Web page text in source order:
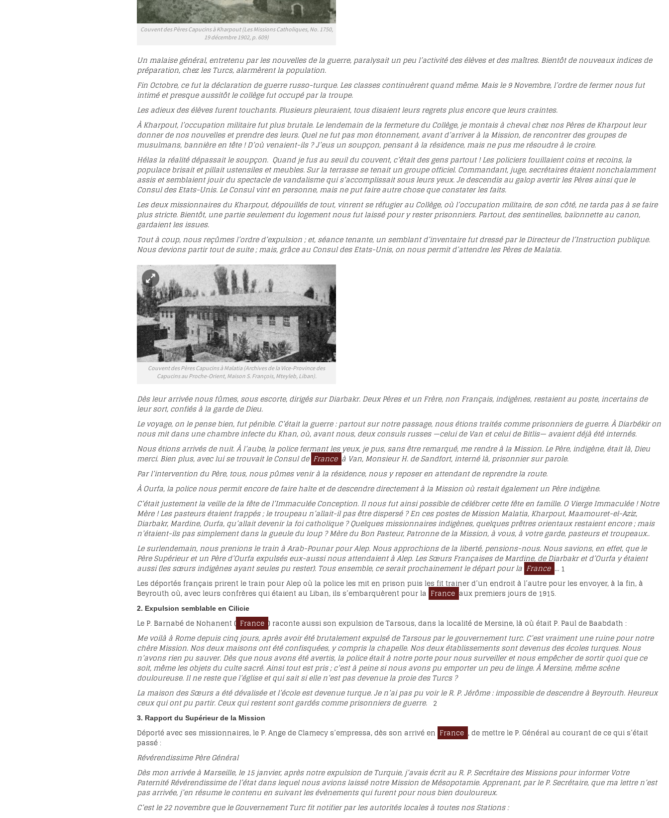
Couvent des Pères Capucins à Kharpout (Les Missions Catholiques, No. 1750,
19 décembre 1902, p. 609)
Un malaise général, entretenu par les nouvelles de la guerre, paralysait un peu l’activité des élèves et des maîtres. Bientôt de nouveaux indices de
préparation, chez les Turcs, alarmèrent la population.
Fin Octobre, ce fut la déclaration de guerre russo-turque. Les classes continuèrent quand même. Mais le 9 Novembre, l’ordre de fermer nous fut
intimé et presque aussitôt le collège fut occupé par la troupe.
Les adieux des élèves furent touchants. Plusieurs pleuraient, tous disaient leurs regrets plus encore que leurs craintes.
À Kharpout, l’occupation militaire fut plus brutale. Le lendemain de la fermeture du Collège, je montais à cheval chez nos Pères de Kharpout leur
donner de nos nouvelles et prendre des leurs. Quel ne fut pas mon étonnement, avant d’arriver à la Mission, de rencontrer des groupes de
musulmans, bannière en tête ! D’où venaient-ils ? J’eus un soupçon, pensant à la résidence, mais ne pus me résoudre à le croire.
Hélas la réalité dépassait le soupçon. Quand je fus au seuil du couvent, c’était des gens partout ! Les policiers fouillaient coins et recoins, la
populace brisait et pillait ustensiles et meubles. Sur la terrasse se tenait un groupe officiel. Commandant, juge, secrétaires étaient nonchalamment
assis et semblaient jouir du spectacle de vandalisme qui s’accomplissait sous leurs yeux. Je descendis au galop avertir les Pères ainsi que le
Consul des Etats-Unis. Le Consul vint en personne, mais ne put faire autre chose que constater les faits.
Les deux missionnaires du Kharpout, dépouillés de tout, vinrent se réfugier au Collège, où l’occupation militaire, de son côté, ne tarda pas à se faire
plus stricte. Bientôt, une partie seulement du logement nous fut laissé pour y rester prisonniers. Partout, des sentinelles, baïonnette au canon,
gardaient les issues.
Tout à coup, nous reçûmes l’ordre d’expulsion ; et, séance tenante, un semblant d’inventaire fut dressé par le Directeur de l’Instruction publique.
Nous devions partir tout de suite ; mais, grâce au Consul des Etats-Unis, on nous permit d’attendre les Pères de Malatia.
Couvent des Pères Capucins à Malatia (Archives de la Vice-Province des
Capucins au Proche-Orient, Maison S. François, Mteyleb, Liban).
Dès leur arrivée nous fûmes, sous escorte, dirigés sur Diarbakr. Deux Pères et un Frère, non Français, indigènes, restaient au poste, incertains de
leur sort, confiés à la garde de Dieu.
Le voyage, on le pense bien, fut pénible. C’était la guerre : partout sur notre passage, nous étions traités comme prisonniers de guerre. À Diarbékir on
nous mit dans une chambre infecte du Khan, où, avant nous, deux consuls russes —celui de Van et celui de Bitlis— avaient déjà été internés.
Nous étions arrivés de nuit. À l’aube, la police fermant les yeux, je pus, sans être remarqué, me rendre à la Mission. Le Père, indigène, était là, Dieu
merci. Bien plus, avec lui se trouvait le Consul de France à Van, Monsieur H. de Sandfort, interné là, prisonnier sur parole.
Par l’intervention du Père, tous, nous pûmes venir à la résidence, nous y reposer en attendant de reprendre la route.
À Ourfa, la police nous permit encore de faire halte et de descendre directement à la Mission où restait également un Père indigène.
C’était justement la veille de la fête de l’Immaculée Conception. Il nous fut ainsi possible de célébrer cette fête en famille. O Vierge Immaculée ! Notre
Mère ! Les pasteurs étaient frappés ; le troupeau n’allait-il pas être dispersé ? En ces postes de Mission Malatia, Kharpout, Maamouret-el-Aziz,
Diarbakr, Mardine, Ourfa, qu’allait devenir la foi catholique ? Quelques missionnaires indigènes, quelques prêtres orientaux restaient encore ; mais
n’étaient-ils pas simplement dans la gueule du loup ? Mère du Bon Pasteur, Patronne de la Mission, à vous, à votre garde, pasteurs et troupeaux..
Le surlendemain, nous prenions le train à Arab-Pounar pour Alep. Nous approchions de la liberté, pensions-nous. Nous savions, en effet, que le
Père Supérieur et un Père d’Ourfa expulsés eux-aussi nous attendaient à Alep. Les Sœurs Françaises de Mardine, de Diarbakr et d’Ourfa y étaient
aussi (les sœurs indigènes ayant seules pu rester). Tous ensemble, ce serait prochainement le départ pour la France … 1
Les déportés français prirent le train pour Alep où la police les mit en prison puis les fit trainer d’un endroit à l’autre pour les envoyer, à la fin, à
Beyrouth où, avec leurs confrères qui étaient au Liban, ils s’embarquèrent pour la France aux premiers jours de 1915.
2. Expulsion semblable en Cilicie
Le P. Barnabé de Nohanent ( France ) raconte aussi son expulsion de Tarsous, dans la localité de Mersine, là où était P. Paul de Baabdath :
Me voilà à Rome depuis cinq jours, après avoir été brutalement expulsé de Tarsous par le gouvernement turc. C’est vraiment une ruine pour notre
chère Mission. Nos deux maisons ont été confisquées, y compris la chapelle. Nos deux établissements sont devenus des écoles turques. Nous
n’avons rien pu sauver. Dès que nous avons été avertis, la police était à notre porte pour nous surveiller et nous empêcher de sortir quoi que ce
soit, même les objets du culte sacré. Ainsi tout est pris ; c’est à peine si nous avons pu emporter un peu de linge. À Mersine, même scène
douloureuse. Il ne reste que l’église et qui sait si elle n’est pas devenue la proie des Turcs ?
La maison des Sœurs a été dévalisée et l’école est devenue turque. Je n’ai pas pu voir le R. P. Jérôme : impossible de descendre à Beyrouth. Heureux
ceux qui ont pu partir. Ceux qui restent sont gardés comme prisonniers de guerre. 2
3. Rapport du Supérieur de la Mission
Déporté avec ses missionnaires, le P. Ange de Clamecy s’empressa, dès son arrivé en France , de mettre le P. Général au courant de ce qui s’était
passé :
Révérendissime Père Général
Dès mon arrivée à Marseille, le 15 janvier, après notre expulsion de Turquie, j’avais écrit au R. P. Secrétaire des Missions pour informer Votre
Paternité Révérendissime de l’état dans lequel nous avions laissé notre Mission de Mésopotamie. Apprenant, par le P. Secrétaire, que ma lettre n’est
pas arrivée, j’en résume le contenu en suivant les évènements qui furent pour nous bien douloureux.
C’est le 22 novembre que le Gouvernement Turc fit notifier par les autorités locales à toutes nos Stations :